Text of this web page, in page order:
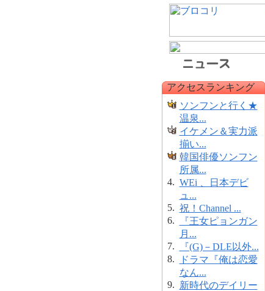
アクセスランキング
ソンフンと行く★
温泉...
イケメン＆実力派
揃い...
韓国俳優ソンフン
所属...
4. WEi 、日本デビ
ュ...
5. 祝！Channel ...
6.
『王女ピョンガン
月...
7.
『(G)－DLE以外...
8.
ドラマ『俺は恋愛
なん...
9. 新時代のデイリー